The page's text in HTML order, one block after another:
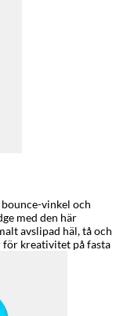
vinkel och
med den här
avslipad häl, tå och
för kreativitet på fasta